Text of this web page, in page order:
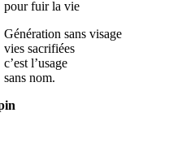
pour fuir la vie
Génération sans visage
vies sacrifiées
c’est l’usage
sans nom.